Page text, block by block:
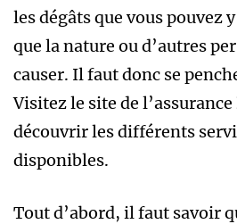
les dégâts que vous pouvez
que la nature ou d’autres
causer. Il faut donc se
Visitez le site de l’assurance
découvrir les différents
disponibles.
Tout d’abord, il faut savoir